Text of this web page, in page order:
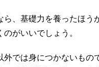
、基礎力を養ったほう
がいいでしょう。
では身につかないもの